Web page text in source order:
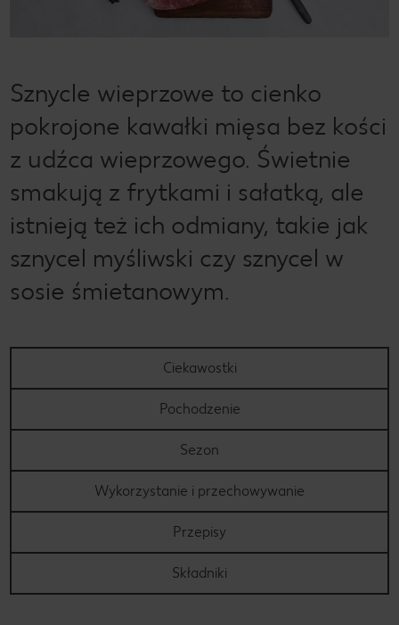
Sznycle wieprzowe to cienko
pokrojone kawałki mięsa bez kości
z udźca wieprzowego. Świetnie
smakują z frytkami i sałatką, ale
istnieją też ich odmiany, takie jak
sznycel myśliwski czy sznycel w
sosie śmietanowym.
Ciekawostki
Pochodzenie
Sezon
Wykorzystanie i przechowywanie
Przepisy
Składniki